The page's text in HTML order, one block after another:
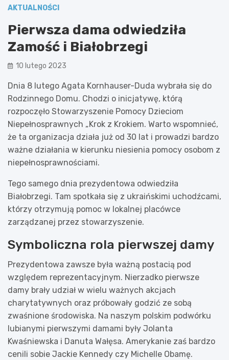
AKTUALNOŚCI
Pierwsza dama odwiedziła
Zamość i Białobrzegi
10 lutego 2023
Dnia 8 lutego Agata Kornhauser-Duda wybrała się do
Rodzinnego Domu. Chodzi o inicjatywę, którą
rozpoczęło Stowarzyszenie Pomocy Dzieciom
Niepełnosprawnych „Krok z Krokiem. Warto wspomnieć,
że ta organizacja działa już od 30 lat i prowadzi bardzo
ważne działania w kierunku niesienia pomocy osobom z
niepełnosprawnościami.
Tego samego dnia prezydentowa odwiedziła
Białobrzegi. Tam spotkała się z ukraińskimi uchodźcami,
którzy otrzymują pomoc w lokalnej placówce
zarządzanej przez stowarzyszenie.
Symboliczna rola pierwszej damy
Prezydentowa zawsze była ważną postacią pod
względem reprezentacyjnym. Nierzadko pierwsze
damy brały udział w wielu ważnych akcjach
charytatywnych oraz próbowały godzić ze sobą
zwaśnione środowiska. Na naszym polskim podwórku
lubianymi pierwszymi damami były Jolanta
Kwaśniewska i Danuta Wałęsa. Amerykanie zaś bardzo
cenili sobie Jackie Kennedy czy Michelle Obamę.